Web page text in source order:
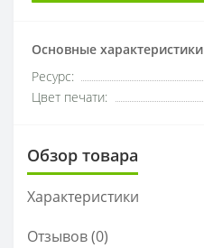
Основные характеристики
Ресурс:
Цвет печати:
Обзор товара
Характеристики
Отзывов (0)